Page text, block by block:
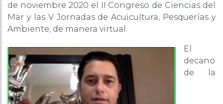
de noviembre 2020 el II Congreso de Ciencias del
Mar y las V Jornadas de Acuicultura, Pesquerías y
Ambiente, de manera virtual.
El
decano
de la